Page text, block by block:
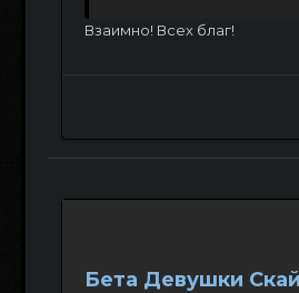
Взаимно! Всех благ!
Бета Девушки